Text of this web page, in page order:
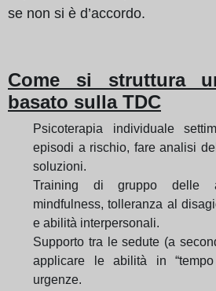
se non si è d’accordo.
Come si struttura
basato sulla TDC
Psicoterapia individuale
episodi a rischio, fare analisi
soluzioni.
Training di gruppo delle
mindfulness, tolleranza al
e abilità interpersonali.
Supporto tra le sedute (a
applicare le abilità in
urgenze.